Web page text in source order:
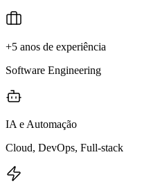
+5 anos de experiência
Software Engineering
IA e Automação
Cloud, DevOps, Full-stack